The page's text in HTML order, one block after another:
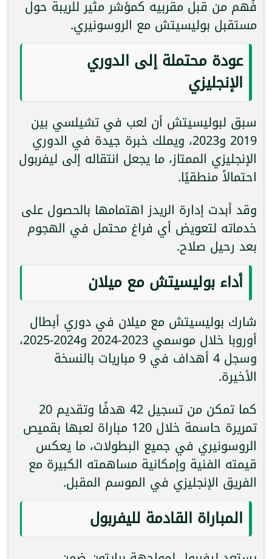
فُهم من قبل مقربيه كمؤشر مثير للريبة حول
مستقبل بوليسيتش مع الروسونيري.
عودة محتملة إلى الدوري
الإنجليزي
سبق لبوليسيتش أن لعب في تشيلسي بين
2019 و2023، ويملك خبرة جيدة في الدوري
الإنجليزي الممتاز، ما يجعل انتقاله إلى ليفربول
احتمالاً منطقيًا.
وقد أبدت إدارة الريدز اهتمامها بالحصول على
خدماته لتعويض أي فراغ محتمل في الهجوم
بعد رحيل صلاح.
أداء بوليسيتش مع ميلان
شارك بوليسيتش مع ميلان في دوري أبطال
أوروبا خلال موسمي 2023-2024 و2024-2025،
وسجل 4 أهداف في 9 مباريات بالنسخة
الأخيرة.
كما تمكن من تسجيل 42 هدفًا وتقديم 20
تمريرة حاسمة خلال 120 مباراة لعبها بقميص
الروسونيري في جميع البطولات، ما يعكس
قيمته الفنية وإمكانية مساهمته الكبيرة مع
الفريق الإنجليزي في الموسم المقبل.
المباراة القادمة لليفربول